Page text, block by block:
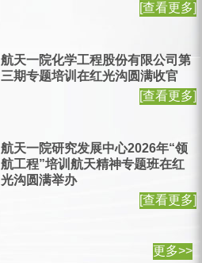
[查看更多]
航天一院化学工程股份有限公司第
三期专题培训在红光沟圆满收官
[查看更多]
航天一院研究发展中心2026年“领
航工程”培训航天精神专题班在红
光沟圆满举办
[查看更多]
更多>>